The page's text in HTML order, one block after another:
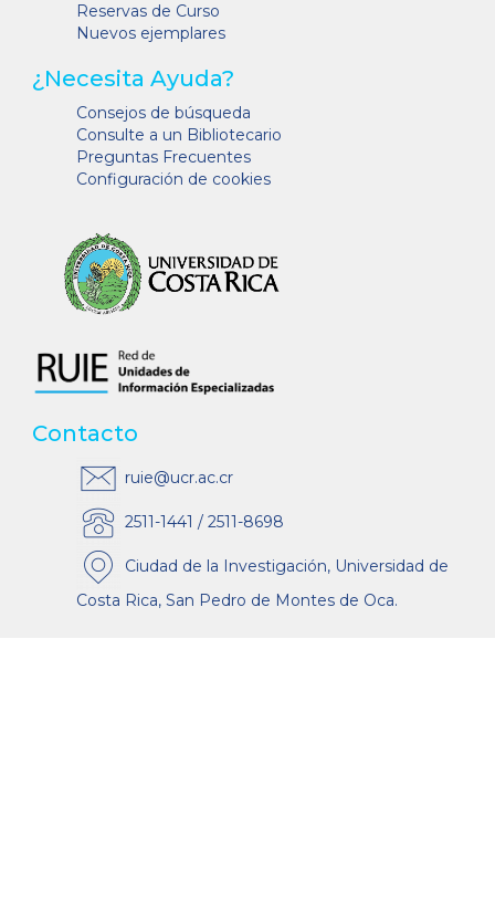
Reservas de Curso
Nuevos ejemplares
¿Necesita Ayuda?
Consejos de búsqueda
Consulte a un Bibliotecario
Preguntas Frecuentes
Configuración de cookies
Contacto
ruie@ucr.ac.cr
2511-1441 / 2511-8698
Ciudad de la Investigación, Universidad de
Costa Rica, San Pedro de Montes de Oca.